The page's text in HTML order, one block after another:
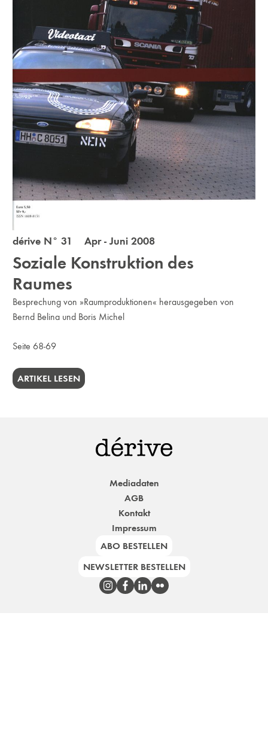
dérive N° 31 Apr - Juni 2008
Soziale Konstruktion des
Raumes
Besprechung von »Raumproduktionen« herausgegeben von
Bernd Belina und Boris Michel
Seite 68-69
ARTIKEL LESEN
Mediadaten
AGB
Kontakt
Impressum
ABO BESTELLEN
NEWSLETTER BESTELLEN